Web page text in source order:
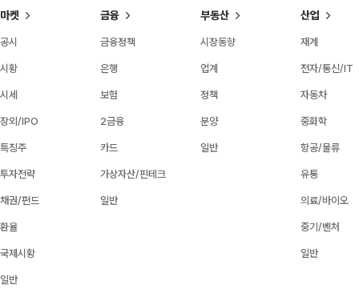
마켓
공시
시황
시세
장외/IPO
특징주
투자전략
채권/펀드
환율
국제시황
일반
금융
금융정책
은행
보험
2금융
카드
가상자산/핀테크
일반
부동산
시장동향
업계
정책
분양
일반
산업
재계
전자/통신/IT
자동차
중화학
항공/물류
유통
의료/바이오
중기/벤처
일반